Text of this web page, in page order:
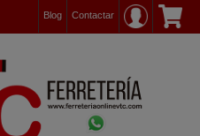
Contactar
Blog